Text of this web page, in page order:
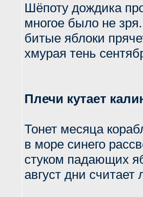
Шёпоту дождика
многое было не
битые яблоки
хмурая тень
Плечи кутает
Тонет месяца
в море синего
стуком падающих
август дни считает